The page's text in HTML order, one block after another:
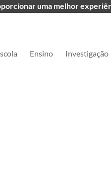
Ensino Investigação
uma melhor